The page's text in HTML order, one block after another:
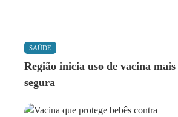
SAÚDE
Região inicia uso de vacina mais
segura